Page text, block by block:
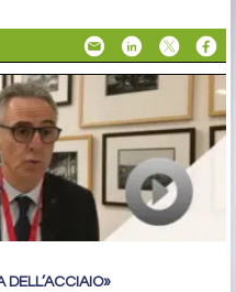
DELL’ACCIAIO»